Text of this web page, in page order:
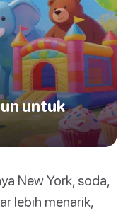
untuk
New York, soda,
lebih menarik,